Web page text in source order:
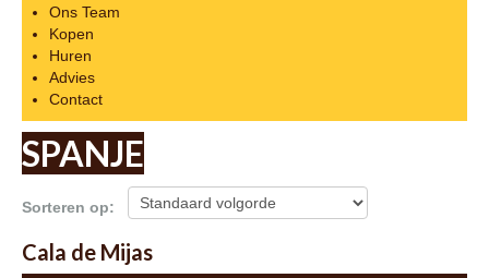
Ons Team
Kopen
Huren
Advies
Contact
SPANJE
Sorteren op:
Cala de Mijas